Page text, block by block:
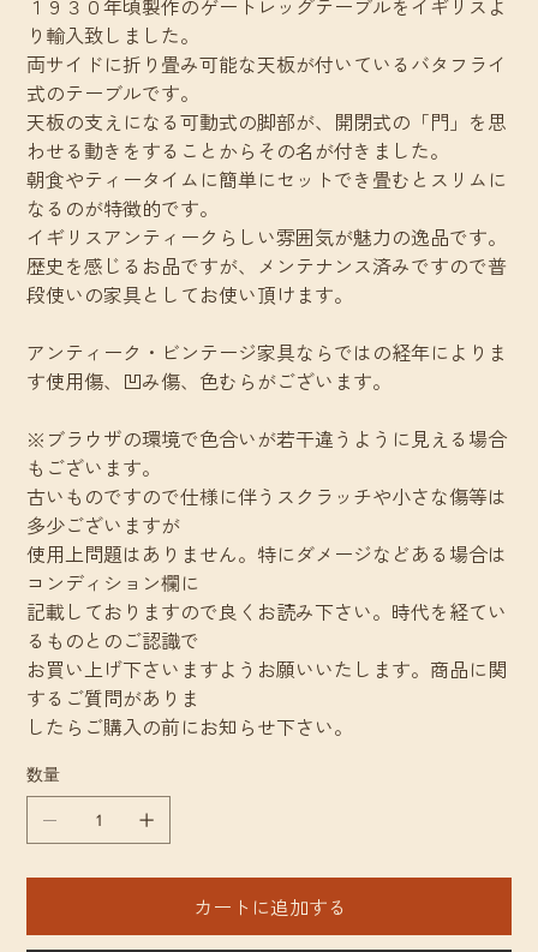
１９３０年頃製作のゲートレッグテーブルをイギリスよ
り輸入致しました。
両サイドに折り畳み可能な天板が付いているバタフライ
式のテーブルです。
天板の支えになる可動式の脚部が、開閉式の「門」を思
わせる動きをすることからその名が付きました。
朝食やティータイムに簡単にセットでき畳むとスリムに
なるのが特徴的です。
イギリスアンティークらしい雰囲気が魅力の逸品です。
歴史を感じるお品ですが、メンテナンス済みですので普
段使いの家具としてお使い頂けます。
アンティーク・ビンテージ家具ならではの経年によりま
す使用傷、凹み傷、色むらがございます。
※ブラウザの環境で色合いが若干違うように見える場合
もございます。
古いものですので仕様に伴うスクラッチや小さな傷等は
多少ございますが
使用上問題はありません。特にダメージなどある場合は
コンディション欄に
記載しておりますので良くお読み下さい。時代を経てい
るものとのご認識で
お買い上げ下さいますようお願いいたします。商品に関
するご質問がありま
したらご購入の前にお知らせ下さい。
数量
カートに追加する